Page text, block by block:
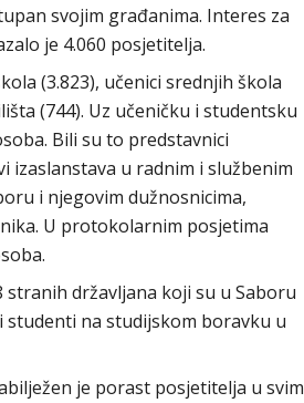
svojim građanima. Interes za
je 4.060 posjetitelja.
(3.823), učenici srednjih škola
(744). Uz učeničku i studentsku
Bili su to predstavnici
izaslanstava u radnim i službenim
i njegovim dužnosnicima,
U protokolarnim posjetima
državljana koji su u Saboru
na studijskom boravku u
je porast posjetitelja u svim